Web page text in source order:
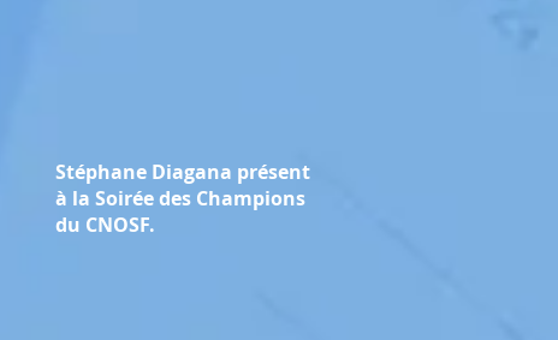
Stéphane Diagana présent
à la Soirée des Champions
du CNOSF.